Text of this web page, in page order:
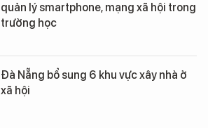
quản lý smartphone, mạng xã hội trong
trường học
Đà Nẵng bổ sung 6 khu vực xây nhà ở
xã hội